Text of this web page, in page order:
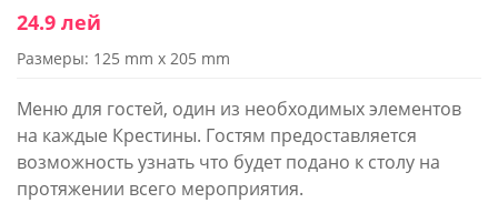
24.9 лей
Размеры: 125 mm x 205 mm
Меню для гостей, один из необходимых элементов
на каждые Крестины. Гостям предоставляется
возможность узнать что будет подано к столу на
протяжении всего мероприятия.